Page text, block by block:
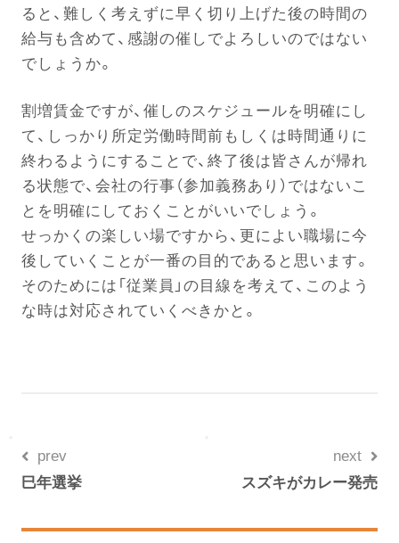
ると、難しく考えずに早く切り上げた後の時間の
給与も含めて、感謝の催しでよろしいのではない
でしょうか。
割増賃金ですが、催しのスケジュールを明確にし
て、しっかり所定労働時間前もしくは時間通りに
終わるようにすることで、終了後は皆さんが帰れ
る状態で、会社の行事（参加義務あり）ではないこ
とを明確にしておくことがいいでしょう。
せっかくの楽しい場ですから、更によい職場に今
後していくことが一番の目的であると思います。
そのためには「従業員」の目線を考えて、このよう
な時は対応されていくべきかと。
prev
巳年選挙
next
スズキがカレー発売